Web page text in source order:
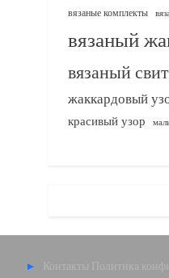
вязаные комплекты
вязаный
вязаный
жаккардовый
красивый узор
Контакты Политика